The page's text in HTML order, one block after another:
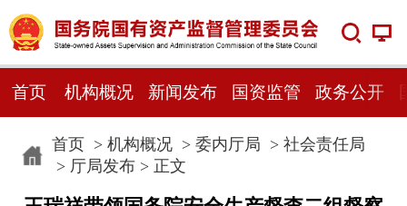
首页 机构概况 新闻发布 国资监管 政务公开
首页> 机构概况> 委内厅局 > 社会责任局
> 厅局发布> 正文